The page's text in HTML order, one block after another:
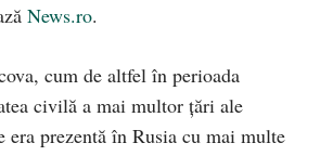
News.ro.
cum de altfel în perioada
civilă a mai multor ţări ale
era prezentă în Rusia cu mai multe